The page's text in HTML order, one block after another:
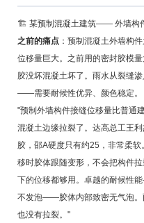
🏗️ 某预制混凝土建筑—— 外墙构
之前的痛点：预制混凝土外墙构
位移量巨大。之前用的密封胶模
胶没坏混凝土坏了。雨水从裂缝
——需要耐候性优异、颜色稳定。
"预制外墙构件接缝位移量比普
混凝土边缘拉裂了。达高总工王
胶，邵A硬度只有约25，非常柔
移时胶体跟随变形，不会把构件
下的位移都够用。卓越的耐候性
不发泡——胶体内部致密无气泡
也没有拉裂。"